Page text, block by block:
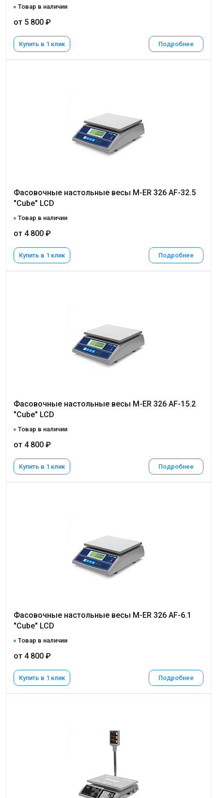
Товар в наличии
от 5 800 ₽
Купить в 1 клик Подробнее
Фасовочные настольные весы M-ER 326 AF-32.5
"Cube" LCD
Товар в наличии
от 4 800 ₽
Купить в 1 клик Подробнее
Фасовочные настольные весы M-ER 326 AF-15.2
"Cube" LCD
Товар в наличии
от 4 800 ₽
Купить в 1 клик Подробнее
Фасовочные настольные весы M-ER 326 AF-6.1
"Cube" LCD
Товар в наличии
от 4 800 ₽
Купить в 1 клик Подробнее